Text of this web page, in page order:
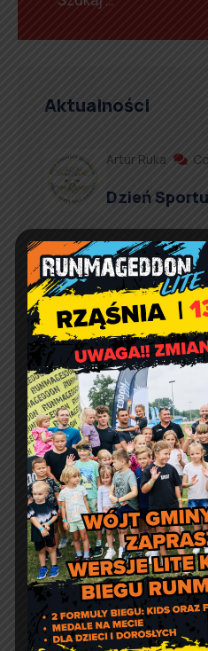
Aktualności
Artur Ruka
Dzień
Artur Ruka
mediacja
prawna w
Artur Ruka
Informacja
żywności w
Fundusze
Pomoc
Kontakt
Urząd Gminy w Rząśni